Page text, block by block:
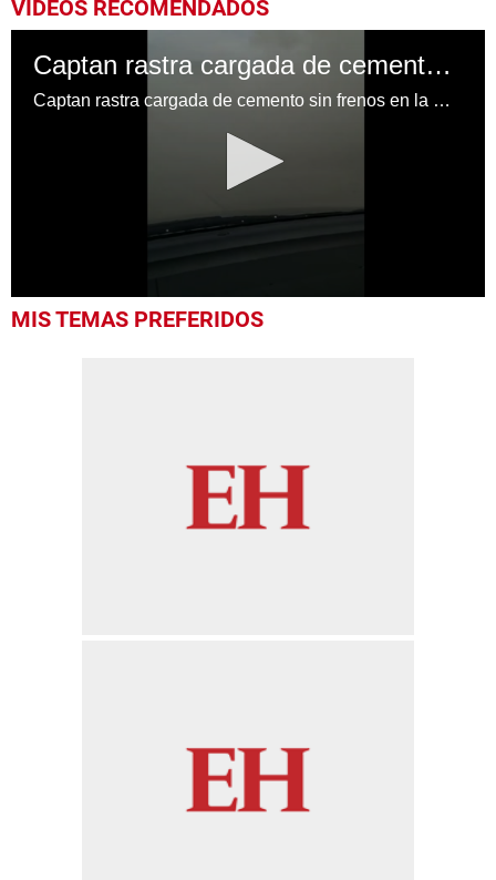
VIDEOS RECOMENDADOS
Captan rastra cargada de cemento sin frenos en la CA-5 en Taulabé
Captan rastra cargada de cemento sin frenos en la CA-5
seconds
MIS TEMAS PREFERIDOS